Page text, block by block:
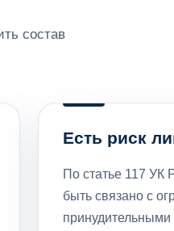
состав
Есть риск
По статье 117 УК
быть связано с